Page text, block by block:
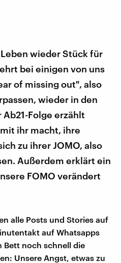
wieder Stück für
bei einigen von uns
of missing out", also
wieder in den
Folge erzählt
ihr macht, ihre
zu ihrer JOMO, also
Außerdem erklärt ein
FOMO verändert
alle Posts und Stories auf
auf Whatsapps
Bett noch schnell die
Unsere Angst, etwas zu